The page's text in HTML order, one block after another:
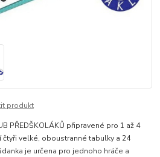
produkt
PŘEDŠKOLÁKŮ připravené pro 1 až 4
velké, oboustranné tabulky a 24
je určena pro jednoho hráče a